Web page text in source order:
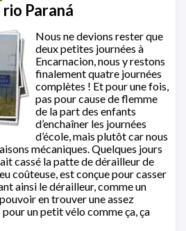
Paraná
Nous ne devions rester que
deux petites journées à
Encarnacion, nous y restons
finalement quatre journées
complètes ! Et pour une fois,
pas pour cause de flemme
de la part des enfants
d’enchaîner les journées
d’école, mais plutôt car nous
mécaniques. Quelques jours
cassé la patte de dérailleur de
coûteuse, est conçue pour casser
ainsi le dérailleur, comme un
en trouver une assez
un petit vélo comme ça, ça